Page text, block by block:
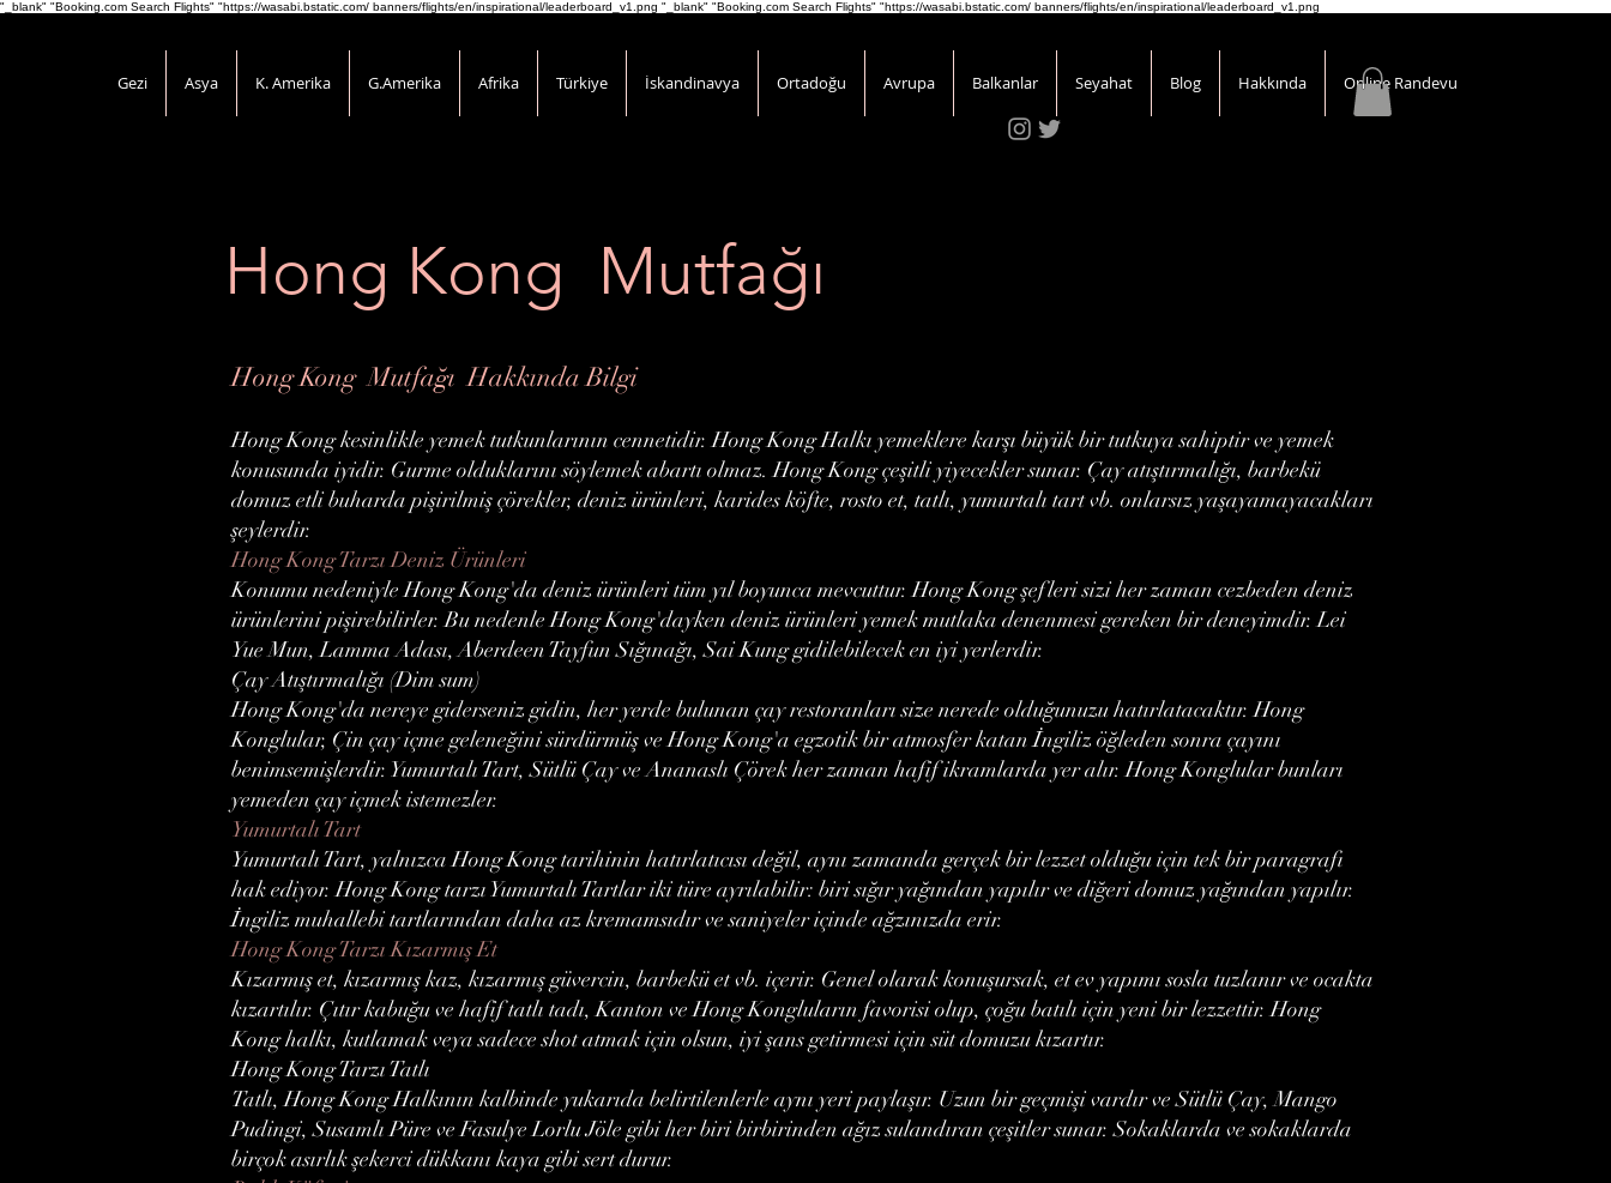
"_blank" "Booking.com Search Flights" "https://wasabi.bstatic.com/ banners/flights/en/inspirational/leaderboard_v1.png "_blank" "Booking.com Search Flights" "https://wasabi.bstatic.com/ banners/flights/en/inspirational/leaderboard_v1.png
Gezi Asya K. Amerika G.Amerika Afrika Türkiye İskandinavya Ortadoğu Avrupa Balkanlar Seyahat Blog Hakkında Online Randevu
Hong Kong Mutfağı
Hong Kong Mutfağı Hakkında Bilgi
Hong Kong kesinlikle yemek tutkunlarının cennetidir. Hong Kong Halkı yemeklere karşı büyük bir tutkuya sahiptir ve yemek
konusunda iyidir. Gurme olduklarını söylemek abartı olmaz. Hong Kong çeşitli yiyecekler sunar. Çay atıştırmalığı, barbekü
domuz etli buharda pişirilmiş çörekler, deniz ürünleri, karides köfte, rosto et, tatlı, yumurtalı tart vb. onlarsız yaşayamayacakları
şeylerdir.
Hong Kong Tarzı Deniz Ürünleri
Konumu nedeniyle Hong Kong'da deniz ürünleri tüm yıl boyunca mevcuttur. Hong Kong şefleri sizi her zaman cezbeden deniz
ürünlerini pişirebilirler. Bu nedenle Hong Kong'dayken deniz ürünleri yemek mutlaka denenmesi gereken bir deneyimdir. Lei
Yue Mun, Lamma Adası, Aberdeen Tayfun Sığınağı, Sai Kung gidilebilecek en iyi yerlerdir.
Çay Atıştırmalığı (Dim sum)
Hong Kong'da nereye giderseniz gidin, her yerde bulunan çay restoranları size nerede olduğunuzu hatırlatacaktır. Hong
Konglular, Çin çay içme geleneğini sürdürmüş ve Hong Kong'a egzotik bir atmosfer katan İngiliz öğleden sonra çayını
benimsemişlerdir. Yumurtalı Tart, Sütlü Çay ve Ananaslı Çörek her zaman hafif ikramlarda yer alır. Hong Konglular bunları
yemeden çay içmek istemezler.
Yumurtalı Tart
Yumurtalı Tart, yalnızca Hong Kong tarihinin hatırlatıcısı değil, aynı zamanda gerçek bir lezzet olduğu için tek bir paragrafı
hak ediyor. Hong Kong tarzı Yumurtalı Tartlar iki türe ayrılabilir: biri sığır yağından yapılır ve diğeri domuz yağından yapılır.
İngiliz muhallebi tartlarından daha az kremamsıdır ve saniyeler içinde ağzınızda erir.
Hong Kong Tarzı Kızarmış Et
Kızarmış et, kızarmış kaz, kızarmış güvercin, barbekü et vb. içerir. Genel olarak konuşursak, et ev yapımı sosla tuzlanır ve ocakta
kızartılır. Çıtır kabuğu ve hafif tatlı tadı, Kanton ve Hong Kongluların favorisi olup, çoğu batılı için yeni bir lezzettir. Hong
Kong halkı, kutlamak veya sadece shot atmak için olsun, iyi şans getirmesi için süt domuzu kızartır.
Hong Kong Tarzı Tatlı
Tatlı, Hong Kong Halkının kalbinde yukarıda belirtilenlerle aynı yeri paylaşır. Uzun bir geçmişi vardır ve Sütlü Çay, Mango
Pudingi, Susamlı Püre ve Fasulye Lorlu Jöle gibi her biri birbirinden ağız sulandıran çeşitler sunar. Sokaklarda ve sokaklarda
birçok asırlık şekerci dükkanı kaya gibi sert durur.